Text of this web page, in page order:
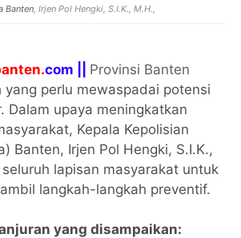
Banten, Irjen Pol Hengki, S.I.K., M.H.,
com || Provinsi Banten
yang perlu mewaspadai potensi
. Dalam upaya meningkatkan
Kepala Kepolisian
Banten, Irjen Pol Hengki, S.I.K.,
lapisan masyarakat untuk
langkah-langkah preventif.
yang disampaikan: